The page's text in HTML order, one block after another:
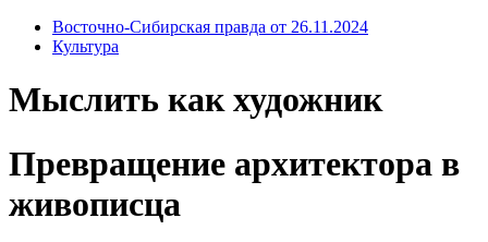
Восточно-Сибирская правда от 26.11.2024
Культура
Мыслить как художник
Превращение архитектора в
живописца